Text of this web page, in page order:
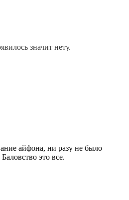
значит нету.
айфона, ни разу не было
это все.